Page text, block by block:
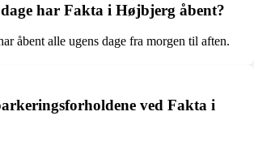
har Fakta i Højbjerg åbent?
åbent alle ugens dage fra morgen til aften.
ved Fakta i